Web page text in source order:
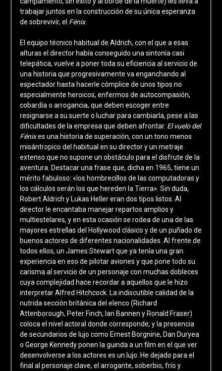
trabajar juntos en la construcción de su única esperanza
de sobrevivir, el Fénix.
El equipo técnico habitual de Aldrich, con el que a esas
alturas el director había conseguido una sintonía casi
telepática, vuelve a poner toda su eficiencia al servicio de
una historia que progresivamente va enganchando al
espectador hasta hacerle cómplice de unos tipos no
especialmente heroicos, enfermos de autocompasión,
cobardía o arrogancia, que deben escoger entre
resignarse a su suerte o luchar para cambiarla, pese a las
dificultades de la empresa que deben afrontar. El vuelo del
Fénixes una historia de superación, con un tono menos
misántropico del habitual en su director y un metraje
extenso que no supone un obstáculo para el disfrute de la
aventura. Destacar una frase que, dicha en 1965, tiene un
mérito fabuloso: «los hombrecillos de las computadoras y
los cálculos serán los que hereden la Tierra». Sin duda,
Robert Aldrich y Lukas Heller eran dos tipos listos. Al
director le encantaba manejar repartos amplios y
multiestelares, y en esta ocasión se rodea de una de las
mayores estrellas del Hollywood clásico y de un puñado de
buenos actores de diferentes nacionalidades. Al frente de
todos ellos, un James Stewart que ya tenía una gran
experiencia en eso de pilotar aviones y que pone todo su
carisma al servicio de un personaje con muchas dobleces
cuya complejidad hace recordar a aquellos que le hizo
interpretar Alfred Hitchcock. La indiscutible calidad de la
nutrida sección británica del elenco (Richard
Attenborough, Peter Finch, Ian Bannen y Ronald Fraser)
coloca el nivel actoral donde corresponde, y la presencia
de secundarios de lujo como Ernest Borgnine, Dan Duryea
o George Kennedy ponen la guinda a un film en el que ver
desenvolverse a los actores es un lujo. He dejado para el
final al personaje clave, el arrogante, soberbio, frío y